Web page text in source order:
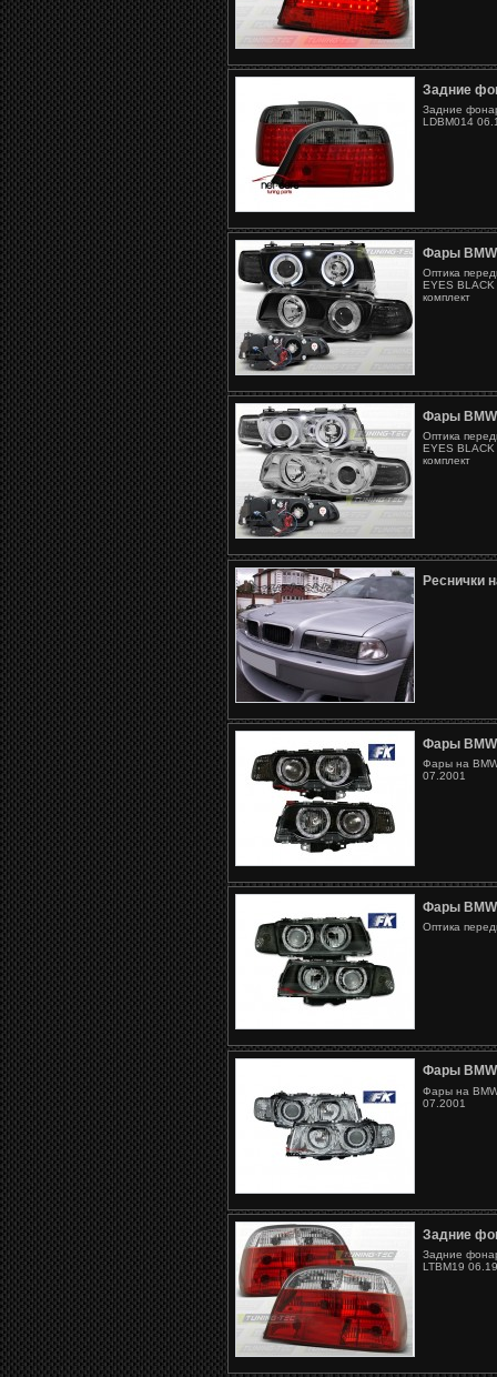
Задние
Задние
LDBM014
Фары BMW
Оптика
EYES BLACK
комплект
Фары BMW
Оптика
EYES BLACK
комплект
Реснички
Фары BMW
Фары на
07.2001
Фары BMW
Оптика
Фары BMW
Фары на
07.2001
Задние
Задние
LTBM19